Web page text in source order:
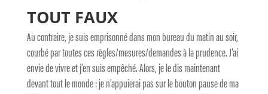
TOUT FAUX
Au contraire, je suis emprisonné dans mon bureau du matin au soir,
courbé par toutes ces règles/mesures/demandes à la prudence. J’ai
envie de vivre et j’en suis empêché. Alors, je le dis maintenant
devant tout le monde : je n’appuierai pas sur le bouton pause de ma